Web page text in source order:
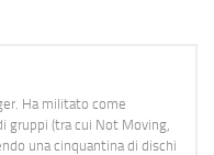
Ha militato come
gruppi (tra cui Not Moving,
una cinquantina di dischi